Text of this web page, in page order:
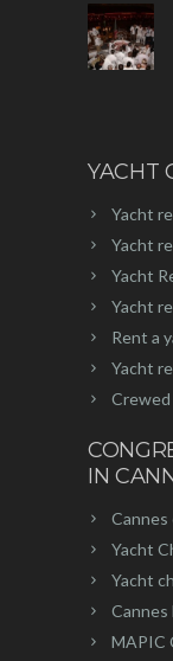
YACHT
Yacht
Yacht
Yacht
Yacht
Rent a
Yacht
IN
Cannes
Yacht
Yacht
Cannes
MAPIC